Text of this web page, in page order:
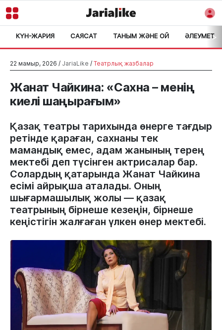
КҮН-ЖАРИЯ САЯСАТ ТАНЫМ ЖӘНЕ ОЙ ӘЛЕУМЕТ>
22 мамыр, 2026 / JariaLike / Театрлық жазбалар
Жанат Чайкина: «Сахна – менің
киелі шаңырағым»
Қазақ театры тарихында өнерге тағдыр
ретінде қараған, сахнаны тек
мамандық емес, адам жанының терең
мектебі деп түсінген актрисалар бар.
Солардың қатарында Жанат Чайкина
есімі айрықша аталады. Оның
шығармашылық жолы — қазақ
театрының бірнеше кезеңін, бірнеше
кеңістігін жалғаған үлкен өнер мектебі.